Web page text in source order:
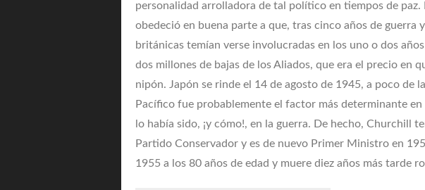
personalidad arrolladora de tal político en tiempos de
obedeció en buena parte a que, tras cinco años de guerra
británicas temían verse involucradas en los uno o dos
dos millones de bajas de los Aliados, que era el precio en
nipón. Japón se rinde el 14 de agosto de 1945, a poco de
Pacífico fue probablemente el factor más determinante
lo había sido, ¡y cómo!, en la guerra. De hecho, Churchill
Partido Conservador y es de nuevo Primer Ministro en
1955 a los 80 años de edad y muere diez años más tarde